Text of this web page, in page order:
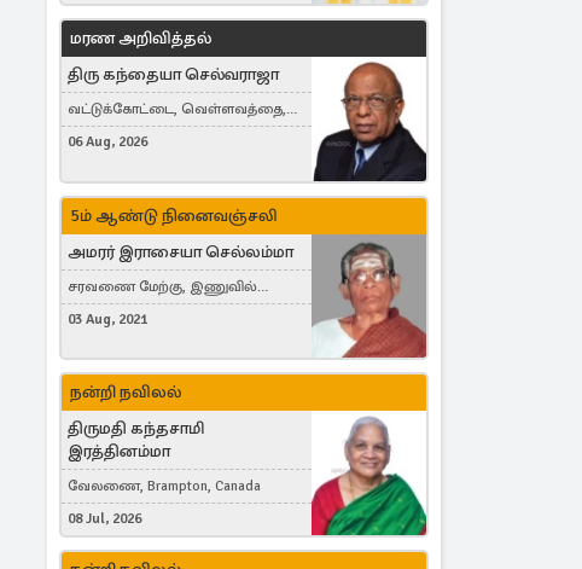
மரண அறிவித்தல்
திரு கந்தையா செல்வராஜா
வட்டுக்கோட்டை, வெள்ளவத்தை,
Toronto, Canada
06 Aug, 2026
5ம் ஆண்டு நினைவஞ்சலி
அமரர் இராசையா செல்லம்மா
சரவணை மேற்கு, இணுவில்
கிழக்கு
03 Aug, 2021
நன்றி நவிலல்
திருமதி கந்தசாமி
இரத்தினம்மா
வேலணை, Brampton, Canada
08 Jul, 2026